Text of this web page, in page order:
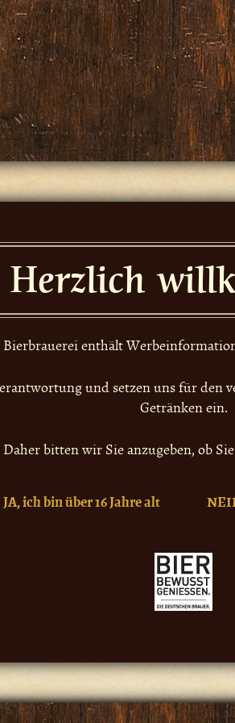
Herzlich
enthält
und setzen uns für den
Getränken ein.
Daher bitten wir Sie anzugeben, ob
JA, ich bin über 16 Jahre alt